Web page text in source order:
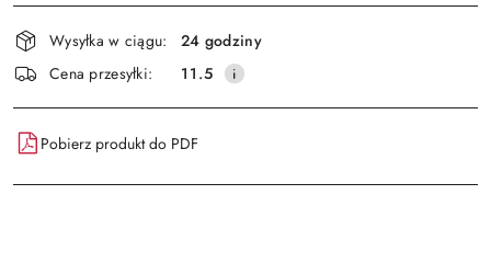
Wyślij
Dostępność
i
dostawa
Wysyłka w ciągu:
24 godziny
Cena przesyłki:
11.5
Pobierz produkt do PDF